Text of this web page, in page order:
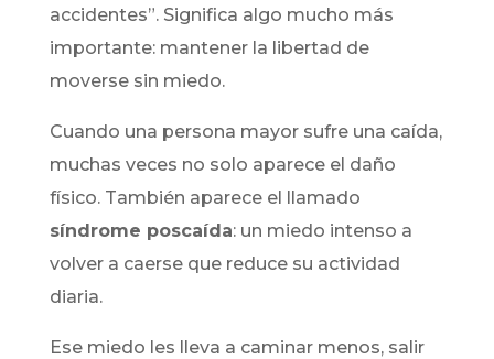
accidentes”. Significa algo mucho más
importante: mantener la libertad de
moverse sin miedo.
Cuando una persona mayor sufre una caída,
muchas veces no solo aparece el daño
físico. También aparece el llamado
síndrome poscaída: un miedo intenso a
volver a caerse que reduce su actividad
diaria.
Ese miedo les lleva a caminar menos, salir